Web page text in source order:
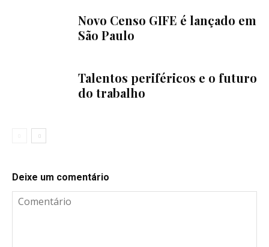
Novo Censo GIFE é lançado em
São Paulo
Talentos periféricos e o futuro
do trabalho
Deixe um comentário